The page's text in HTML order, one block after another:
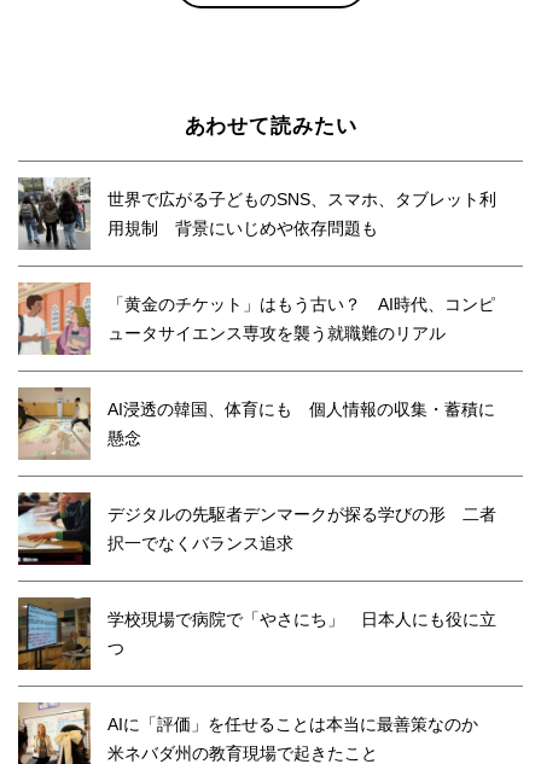
あわせて読みたい
世界で広がる子どものSNS、スマホ、タブレット利
用規制 背景にいじめや依存問題も
「黄金のチケット」はもう古い？ AI時代、コンピ
ュータサイエンス専攻を襲う就職難のリアル
AI浸透の韓国、体育にも 個人情報の収集・蓄積に
懸念
デジタルの先駆者デンマークが探る学びの形 二者
択一でなくバランス追求
学校現場で病院で「やさにち」 日本人にも役に立
つ
AIに「評価」を任せることは本当に最善策なのか
米ネバダ州の教育現場で起きたこと